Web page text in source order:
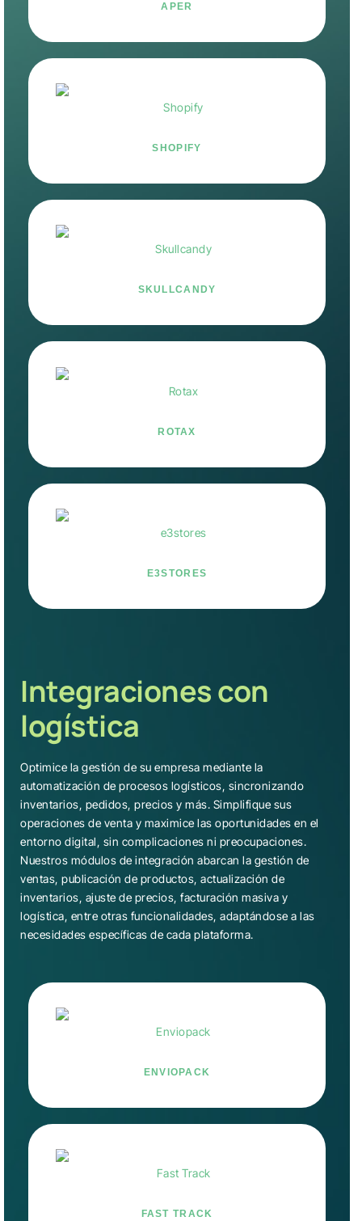
APER
SHOPIFY
SKULLCANDY
ROTAX
E3STORES
Integraciones con
logística
Optimice la gestión de su empresa mediante la
automatización de procesos logísticos, sincronizando
inventarios, pedidos, precios y más. Simplifique sus
operaciones de venta y maximice las oportunidades en el
entorno digital, sin complicaciones ni preocupaciones.
Nuestros módulos de integración abarcan la gestión de
ventas, publicación de productos, actualización de
inventarios, ajuste de precios, facturación masiva y
logística, entre otras funcionalidades, adaptándose a las
necesidades específicas de cada plataforma.
ENVIOPACK
FAST TRACK